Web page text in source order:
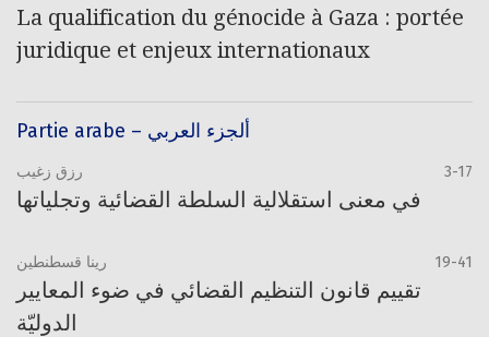
La qualification du génocide à Gaza : portée
juridique et enjeux internationaux
Partie arabe – ألجزء العربي
رزق زغيب 3-17
في معنى استقلالية السلطة القضائية وتجلياتها
رينا قسطنطين 19-41
تقييم قانون التنظيم القضائي في ضوء المعايير
الدوليّة